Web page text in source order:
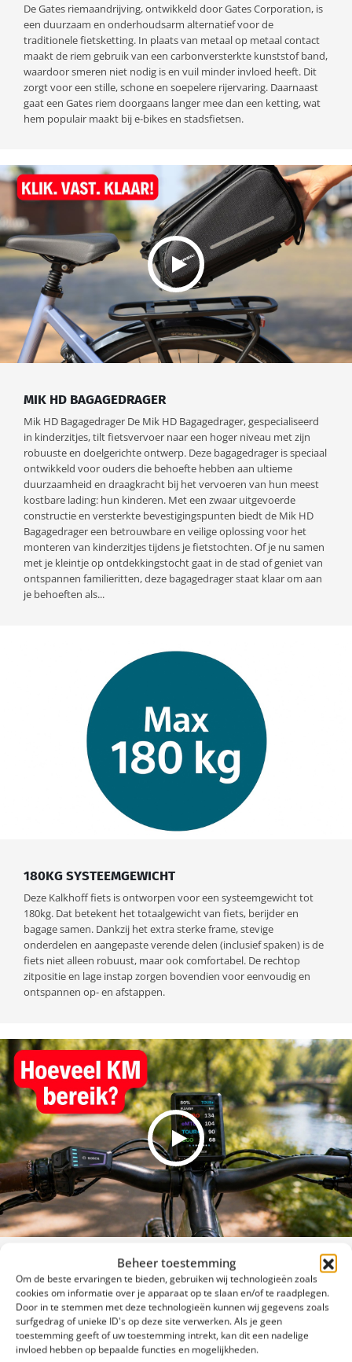
Beheer toestemming
Om de beste ervaringen te bieden, gebruiken wij technologieën zoals
cookies om informatie over je apparaat op te slaan en/of te raadplegen.
Door in te stemmen met deze technologieën kunnen wij gegevens zoals
surfgedrag of unieke ID's op deze site verwerken. Als je geen
toestemming geeft of uw toestemming intrekt, kan dit een nadelige
invloed hebben op bepaalde functies en mogelijkheden.
De Gates riemaandrijving, ontwikkeld door Gates Corporation, is
een duurzaam en onderhoudsarm alternatief voor de
traditionele fietsketting. In plaats van metaal op metaal contact
maakt de riem gebruik van een carbonversterkte kunststof band,
waardoor smeren niet nodig is en vuil minder invloed heeft. Dit
zorgt voor een stille, schone en soepelere rijervaring. Daarnaast
gaat een Gates riem doorgaans langer mee dan een ketting, wat
hem populair maakt bij e-bikes en stadsfietsen.
MIK HD BAGAGEDRAGER
Mik HD Bagagedrager De Mik HD Bagagedrager, gespecialiseerd
in kinderzitjes, tilt fietsvervoer naar een hoger niveau met zijn
robuuste en doelgerichte ontwerp. Deze bagagedrager is speciaal
ontwikkeld voor ouders die behoefte hebben aan ultieme
duurzaamheid en draagkracht bij het vervoeren van hun meest
kostbare lading: hun kinderen. Met een zwaar uitgevoerde
constructie en versterkte bevestigingspunten biedt de Mik HD
Bagagedrager een betrouwbare en veilige oplossing voor het
monteren van kinderzitjes tijdens je fietstochten. Of je nu samen
met je kleintje op ontdekkingstocht gaat in de stad of geniet van
ontspannen familieritten, deze bagagedrager staat klaar om aan
je behoeften als...
180KG SYSTEEMGEWICHT
Deze Kalkhoff fiets is ontworpen voor een systeemgewicht tot
180kg. Dat betekent het totaalgewicht van fiets, berijder en
bagage samen. Dankzij het extra sterke frame, stevige
onderdelen en aangepaste verende delen (inclusief spaken) is de
fiets niet alleen robuust, maar ook comfortabel. De rechtop
zitpositie en lage instap zorgen bovendien voor eenvoudig en
ontspannen op- en afstappen.
ACTIERADIUS VAN DEZE FIETS
Twijfel over de actieradius? In deze video leggen we precies uit
wat je kunt verwachten van de actieradius van de accu van deze
fiets. Ook wordt uitgelegd hoe je de actieradius calculator van
Bosch kan gebruiken.